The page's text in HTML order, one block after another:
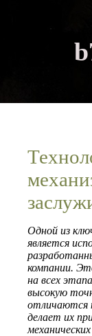
Одной из
является
компании.
на всех
высокую
отличаются
делает их